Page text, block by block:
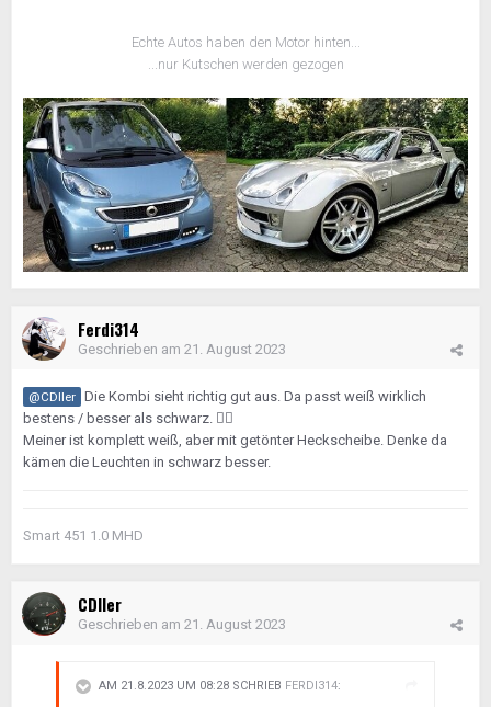
Echte Autos haben den Motor hinten...
...nur Kutschen werden gezogen
Ferdi314
Geschrieben am 21. August 2023
@CDller Die Kombi sieht richtig gut aus. Da passt weiß wirklich
bestens / besser als schwarz. 👍🏼
Meiner ist komplett weiß, aber mit getönter Heckscheibe. Denke da
kämen die Leuchten in schwarz besser.
Smart 451 1.0 MHD
CDIler
Geschrieben am 21. August 2023
AM 21.8.2023 UM 08:28 SCHRIEB FERDI314: